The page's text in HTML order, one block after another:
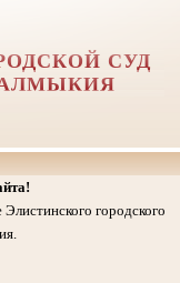
СУД
городского